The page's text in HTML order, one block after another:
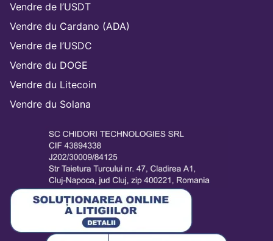
Vendre de l’USDT
Vendre du Cardano (ADA)
Vendre de l’USDC
Vendre du DOGE
Vendre du Litecoin
Vendre du Solana